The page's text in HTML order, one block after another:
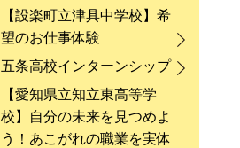
【設楽町立津具中学校】希
望のお仕事体験
五条高校インターンシップ
【愛知県立知立東高等学
校】自分の未来を見つめよ
う！あこがれの職業を実体